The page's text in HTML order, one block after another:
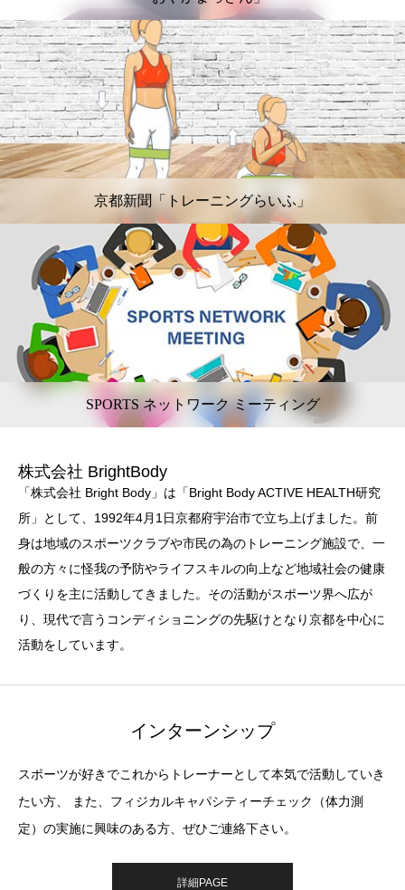
京都新聞「トレーニングらいふ」
SPORTS ネットワーク ミーティング
株式会社 BrightBody
「株式会社 Bright Body」は「Bright Body ACTIVE HEALTH研究
所」として、1992年4月1日京都府宇治市で立ち上げました。前
身は地域のスポーツクラブや市民の為のトレーニング施設で、一
般の方々に怪我の予防やライフスキルの向上など地域社会の健康
づくりを主に活動してきました。その活動がスポーツ界へ広が
り、現代で言うコンディショニングの先駆けとなり京都を中心に
活動をしています。
インターンシップ
スポーツが好きでこれからトレーナーとして本気で活動していき
たい方、 また、フィジカルキャパシティーチェック（体力測
定）の実施に興味のある方、ぜひご連絡下さい。
詳細PAGE